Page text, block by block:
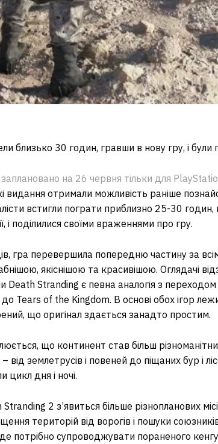
близько 30 годин, гравши в нову гру, і
на 26 червня тільки для
видання отримали можливість раніше
встигли пограти приблизно 25-30 годин,
і поділилися своїми враженнями про гру.
гра перевершила попередню частину за
якіснішою та красивішою. Оглядачі
Death Stranding є певна аналогія з
Tears of the Kingdom. В основі обох ігор
що оригінал здається занадто простим.
що континент став більш
від землетрусів і повеней до піщаних бур і
цикл дня і ночі.
2 з’явиться більше різнопланових
територій від ворогів і пошуки
де потрібно супроводжувати пораненого